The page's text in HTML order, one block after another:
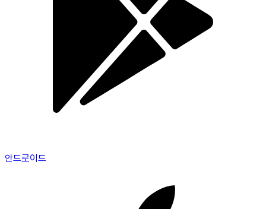
안드로이드